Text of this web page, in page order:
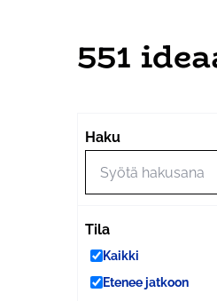
551
Haku
Tila
Kaikki
Etenee jatkoon